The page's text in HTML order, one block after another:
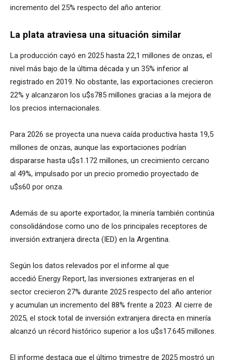
incremento del 25% respecto del año anterior.
La plata atraviesa una situación similar
La producción cayó en 2025 hasta 22,1 millones de onzas, el
nivel más bajo de la última década y un 35% inferior al
registrado en 2019. No obstante, las exportaciones crecieron
22% y alcanzaron los u$s785 millones gracias a la mejora de
los precios internacionales.
Para 2026 se proyecta una nueva caída productiva hasta 19,5
millones de onzas, aunque las exportaciones podrían
dispararse hasta u$s1.172 millones, un crecimiento cercano
al 49%, impulsado por un precio promedio proyectado de
u$s60 por onza.
Además de su aporte exportador, la minería también continúa
consolidándose como uno de los principales receptores de
inversión extranjera directa (IED) en la Argentina.
Según los datos relevados por el informe al que
accedió Energy Report, las inversiones extranjeras en el
sector crecieron 27% durante 2025 respecto del año anterior
y acumulan un incremento del 88% frente a 2023. Al cierre de
2025, el stock total de inversión extranjera directa en minería
alcanzó un récord histórico superior a los u$s17.645 millones.
El informe destaca que el último trimestre de 2025 mostró un